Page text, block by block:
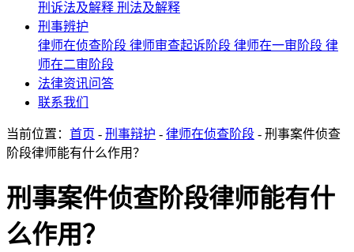
刑诉法及解释 刑法及解释
刑事辨护
律师在侦查阶段 律师审查起诉阶段 律师在一审阶段 律
师在二审阶段
法律资讯问答
联系我们
当前位置： 首页 - 刑事辩护 - 律师在侦查阶段 - 刑事案件侦查
阶段律师能有什么作用？
刑事案件侦查阶段律师能有什
么作用？